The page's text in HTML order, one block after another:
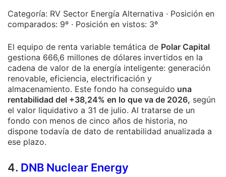
Categoría: RV Sector Energía Alternativa · Posición en
comparados: 9º · Posición en vistos: 3º
El equipo de renta variable temática de Polar Capital
gestiona 666,6 millones de dólares invertidos en la
cadena de valor de la energía inteligente: generación
renovable, eficiencia, electrificación y
almacenamiento. Este fondo ha conseguido una
rentabilidad del +38,24% en lo que va de 2026, según
el valor liquidativo a 31 de julio. Al tratarse de un
fondo con menos de cinco años de historia, no
dispone todavía de dato de rentabilidad anualizada a
ese plazo.
4. DNB Nuclear Energy